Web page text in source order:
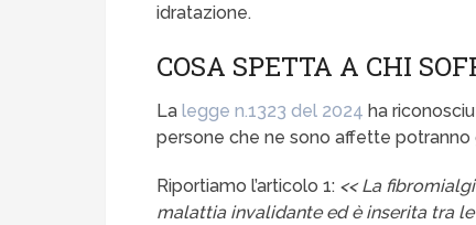
idratazione.
COSA SPETTA A CHI
Lalegge n.1323 del 2024 ha
persone che ne sono affette potranno
Riportiamo l’articolo 1: << La
malattia invalidante ed è inserita tra